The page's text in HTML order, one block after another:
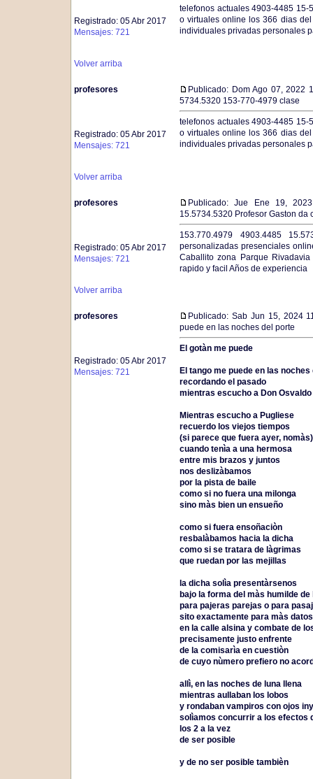
Registrado: 05 Abr 2017
Mensajes: 721
telefonos actuales 4903-4485
o virtuales online los 366 dias
individuales privadas personales
Volver arriba
profesores
Registrado: 05 Abr 2017
Mensajes: 721
Publicado: Dom Ago 07, 2022
5734.5320 153-770-4979 clase
telefonos actuales 4903-4485
o virtuales online los 366 dias
individuales privadas personales
Volver arriba
profesores
Registrado: 05 Abr 2017
Mensajes: 721
Publicado: Jue Ene 19,
15.5734.5320 Profesor Gaston da
153.770.4979 4903.4485
personalizadas presenciales
Caballito zona Parque
rapido y facil Años de experiencia
Volver arriba
profesores
Registrado: 05 Abr 2017
Mensajes: 721
Publicado: Sab Jun 15, 2024
puede en las noches del porte
El gotàn me puede
El tango me puede en las
recordando el pasado
mientras escucho a Don Osvaldo
Mientras escucho a Pugliese
recuerdo los viejos tiempos
(si parece que fuera ayer, nomàs)
cuando tenìa a una hermosa
entre mis brazos y juntos
nos deslizàbamos
por la pista de baile
como si no fuera una milonga
sino màs bien un ensueño
como si fuera ensoñaciòn
resbalàbamos hacia la dicha
como si se tratara de làgrimas
que ruedan por las mejillas
la dicha solìa presentàrsenos
bajo la forma del màs humilde
para pajeras parejas o para
sito exactamente para màs datos
en la calle alsina y combate de
precisamente justo enfrente
de la comisarìa en cuestiòn
de cuyo nùmero prefiero no
allì, en las noches de luna llena
mientras aullaban los lobos
y rondaban vampiros con ojos
solìamos concurrir a los efectos
los 2 a la vez
de ser posible
y de no ser posible tambièn